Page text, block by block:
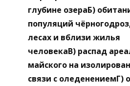
глубине озераБ)
популяций
лесах и вблизи жилья
человекаВ) распад
майского на
связи с оледенениемГ)